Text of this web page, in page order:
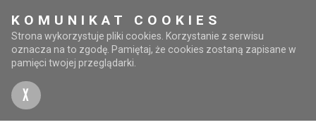
KOMUNIKAT COOKIES
Strona wykorzystuje pliki cookies. Korzystanie z serwisu
oznacza na to zgodę. Pamiętaj, że cookies zostaną zapisane w
pamięci twojej przeglądarki.
X